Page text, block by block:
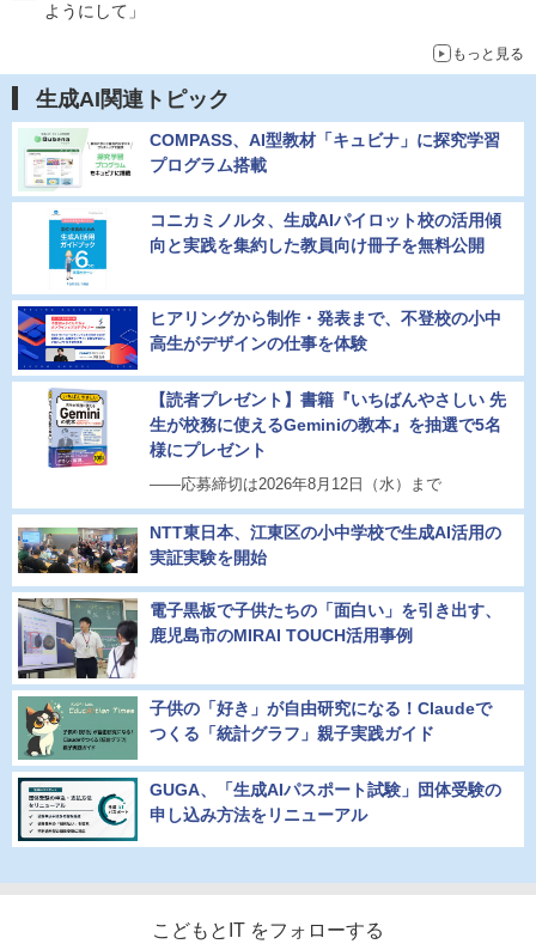
ようにして」
もっと見る
生成AI関連トピック
COMPASS、AI型教材「キュビナ」に探究学習
プログラム搭載
コニカミノルタ、生成AIパイロット校の活用傾
向と実践を集約した教員向け冊子を無料公開
ヒアリングから制作・発表まで、不登校の小中
高生がデザインの仕事を体験
【読者プレゼント】書籍『いちばんやさしい 先
生が校務に使えるGeminiの教本』を抽選で5名
様にプレゼント
――応募締切は2026年8月12日（水）まで
NTT東日本、江東区の小中学校で生成AI活用の
実証実験を開始
電子黒板で子供たちの「面白い」を引き出す、
鹿児島市のMIRAI TOUCH活用事例
子供の「好き」が自由研究になる！Claudeで
つくる「統計グラフ」親子実践ガイド
GUGA、「生成AIパスポート試験」団体受験の
申し込み方法をリニューアル
こどもとIT をフォローする